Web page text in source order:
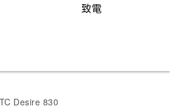
致電
Desire 830‎